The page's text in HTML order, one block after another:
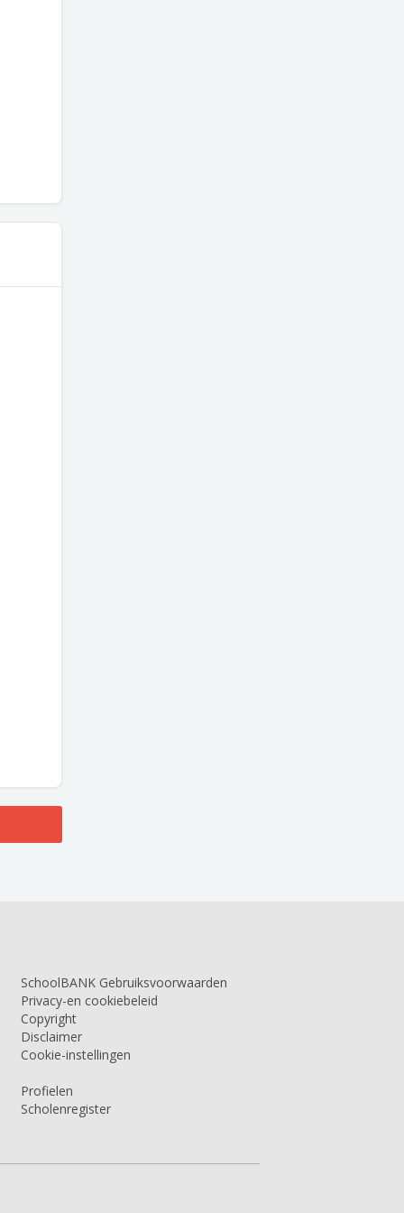
SchoolBANK Gebruiksvoorwaarden
Privacy-en cookiebeleid
Copyright
Disclaimer
Cookie-instellingen
Profielen
Scholenregister